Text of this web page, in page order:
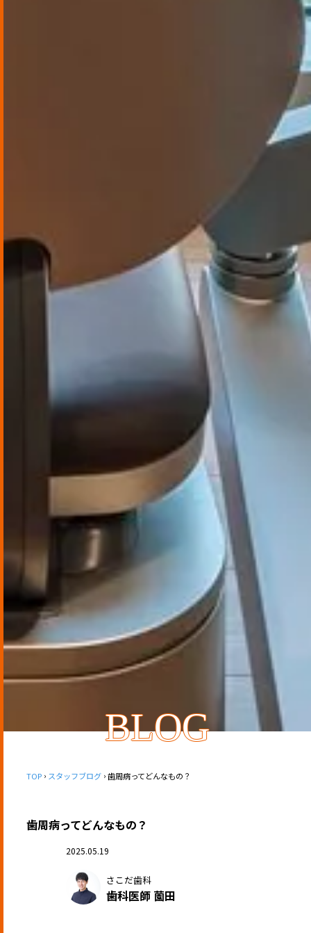
BLOG
TOP スタッフブログ 歯周病ってどんなもの？
歯周病ってどんなもの？
2025.05.19
さこだ歯科
歯科医師 薗田